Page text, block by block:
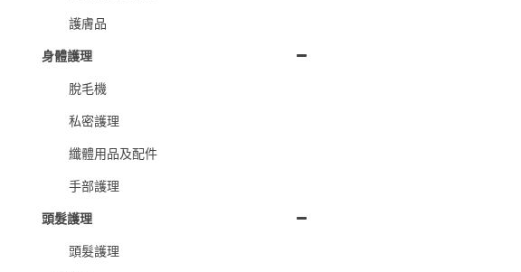
護膚品
身體護理
脫毛機
私密護理
纖體用品及配件
手部護理
頭髮護理
頭髮護理